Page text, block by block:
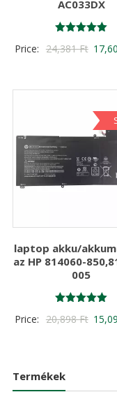
AC033DX
5.00
Price: 24,381Ft
laptop akku/
az HP 814060-
005
5.00
Price: 20,898Ft
Termékek